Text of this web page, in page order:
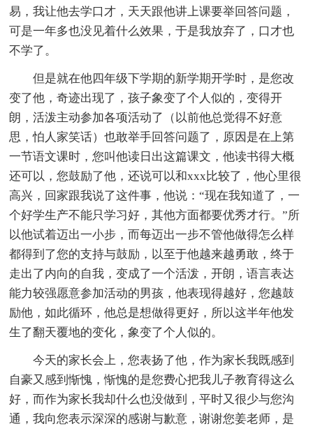
易，我让他去学口才，天天跟他讲上课要举回答问题，
可是一年多也没见着什么效果，于是我放弃了，口才也
不学了。
但是就在他四年级下学期的新学期开学时，是您改
变了他，奇迹出现了，孩子象变了个人似的，变得开
朗，活泼主动参加各项活动了（以前他总觉得不好意
思，怕人家笑话）也敢举手回答问题了，原因是在上第
一节语文课时，您叫他读日出这篇课文，他读书得大概
还可以，您鼓励了他，还说可以和xxx比较了，他心里很
高兴，回家跟我说了这件事，他说：“现在我知道了，一
个好学生产不能只学习好，其他方面都要优秀才行。”所
以他试着迈出一小步，而每迈出一步不管他做得怎么样
都得到了您的支持与鼓励，以至于他越来越勇敢，终于
走出了内向的自我，变成了一个活泼，开朗，语言表达
能力较强愿意参加活动的男孩，他表现得越好，您越鼓
励他，如此循环，他总是想做得更好，所以这半年他发
生了翻天覆地的变化，象变了个人似的。
今天的家长会上，您表扬了他，作为家长我既感到
自豪又感到惭愧，惭愧的是您费心把我儿子教育得这么
好，而作为家长我却什么也没做到，平时又很少与您沟
通，我向您表示深深的感谢与歉意，谢谢您姜老师，是